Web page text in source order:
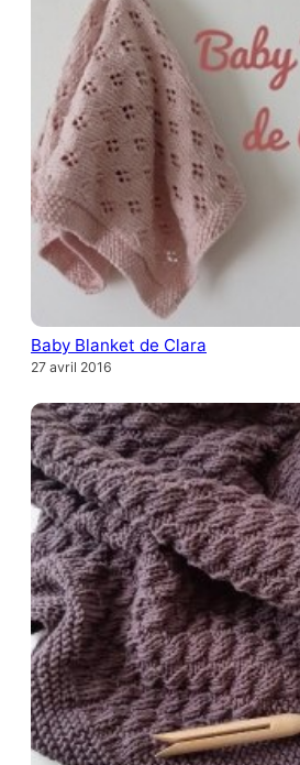
Baby Blanket de Clara
27 avril 2016